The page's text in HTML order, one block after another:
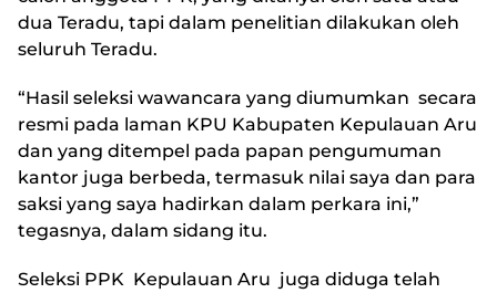
dua Teradu, tapi dalam penelitian dilakukan oleh
seluruh Teradu.
“Hasil seleksi wawancara yang diumumkan secara
resmi pada laman KPU Kabupaten Kepulauan Aru
dan yang ditempel pada papan pengumuman
kantor juga berbeda, termasuk nilai saya dan para
saksi yang saya hadirkan dalam perkara ini,”
tegasnya, dalam sidang itu.
Seleksi PPK Kepulauan Aru juga diduga telah